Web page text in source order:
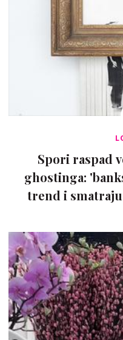
Spori raspad
ghostinga:
trend i